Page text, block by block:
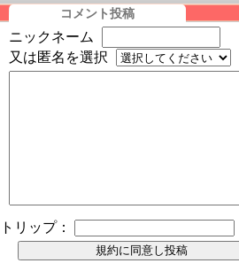
コメント投稿
ニックネーム
又は匿名を選択
トリップ：